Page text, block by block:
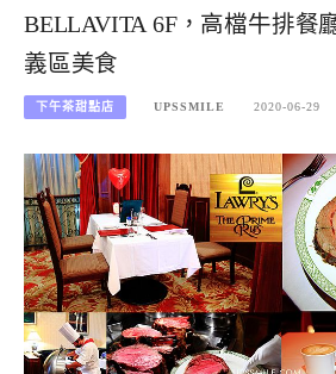
BELLAVITA 6F，高檔牛排餐
義區美食
下午茶甜點店 UPSSMILE 2020-06-29